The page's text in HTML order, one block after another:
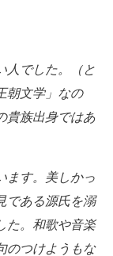
でした。
（と
朝文学」なの
貴族出身ではあ
す。
美しかっ
である源氏を溺
た。和歌や音楽
のつけようもな